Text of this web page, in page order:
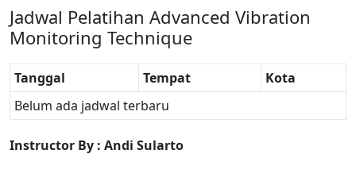
Jadwal Pelatihan Advanced Vibration
Monitoring Technique
Tanggal Tempat
Kota
Belum ada jadwal terbaru
Instructor By : Andi Sularto